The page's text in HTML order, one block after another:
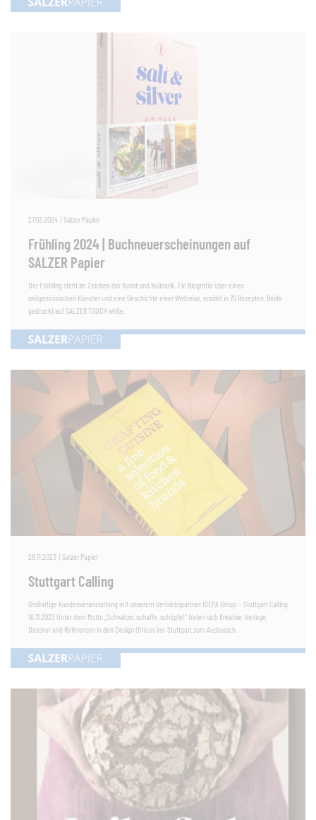
27.03.2024 | Salzer Papier
Frühling 2024 | Buchneuerscheinungen auf
SALZER Papier
Der Frühling steht im Zeichen der Kunst und Kulinarik. Ein Biografie über einen
zeitgenössischen Künstler und eine Geschichte einer Weltreise, erzählt in 70 Rezepten. Beide
gedruckt auf SALZER TOUCH white.
28.11.2023 | Salzer Papier
Stuttgart Calling
Großartige Kundenveranstaltung mit unserem Vertriebspartner IGEPA Group - Stuttgart Calling
16.11.2023 Unter dem Motto „Schwätze, schaffe, schöpfe!“ trafen sich Kreative, Verlage,
Drucker und Referenten in den Design Offices ins Stuttgart zum Austausch.